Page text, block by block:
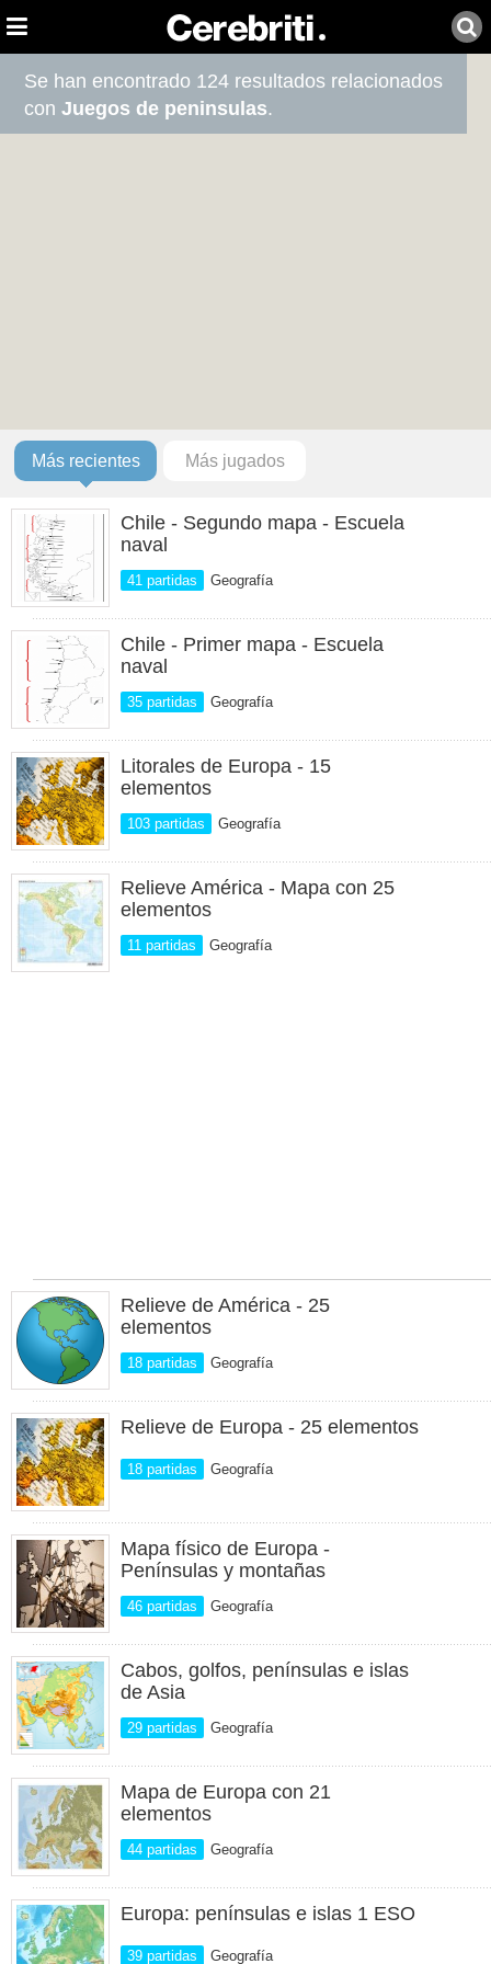
Se han encontrado 124 resultados relacionados
conJuegos de peninsulas.
Más recientes Más jugados
Chile - Segundo mapa - Escuela
naval
41 partidas Geografía
Chile - Primer mapa - Escuela
naval
35 partidas Geografía
Litorales de Europa - 15
elementos
103 partidas Geografía
Relieve América - Mapa con 25
elementos
11 partidas Geografía
Relieve de América - 25
elementos
18 partidas Geografía
Relieve de Europa - 25 elementos
18 partidas Geografía
Mapa físico de Europa -
Penínsulas y montañas
46 partidas Geografía
Cabos, golfos, penínsulas e islas
de Asia
29 partidas Geografía
Mapa de Europa con 21
elementos
44 partidas Geografía
Europa: penínsulas e islas 1 ESO
39 partidas Geografía